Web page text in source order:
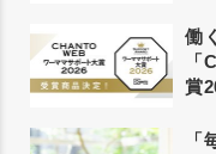
働
賞